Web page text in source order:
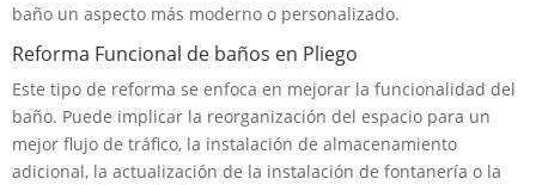
baño un aspecto más moderno o personalizado.
Reforma Funcional de baños en Pliego
Este tipo de reforma se enfoca en mejorar la funcionalidad del
baño. Puede implicar la reorganización del espacio para un
mejor flujo de tráfico, la instalación de almacenamiento
adicional, la actualización de la instalación de fontanería o la